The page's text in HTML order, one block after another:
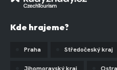
Kde hrajeme?
Praha Středočeský kraj